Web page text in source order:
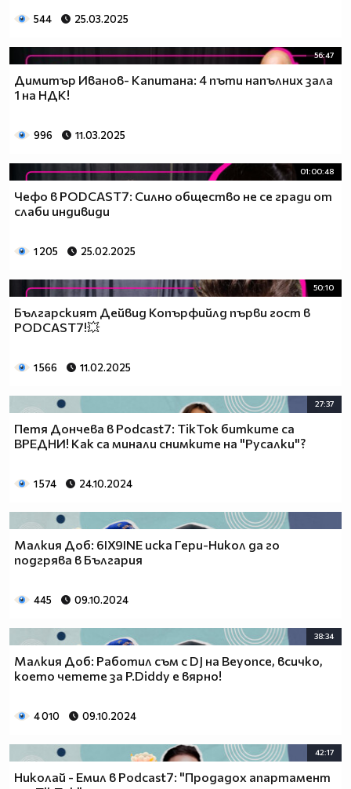
544 25.03.2025
56:47
Димитър Иванов- Капитана: 4 пъти напълних зала
1 на НДК!
996 11.03.2025
01:00:48
Чефо в PODCAST7: Силно общество не се гради от
слаби индивиди
1 205 25.02.2025
50:10
Българският Дейвид Копърфийлд първи гост в
PODCAST7!💥
1 566 11.02.2025
27:37
Петя Дончева в Podcast7: TikTok битките са
ВРЕДНИ! Как са минали снимките на "Русалки"?
1 574 24.10.2024
Малкия Доб: 6IX9INE иска Гери-Никол да го
подгрява в България
445 09.10.2024
38:34
Малкия Доб: Работил съм с DJ на Beyonce, всичко,
което четете за P.Diddy e вярно!
4 010 09.10.2024
42:17
Николай - Емил в Podcast7: "Продадох апартамент